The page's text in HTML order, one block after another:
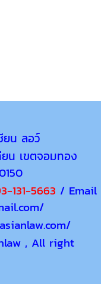
ยน ลอว์
น เขตจอมทอง
131-5663 / Email
, All right